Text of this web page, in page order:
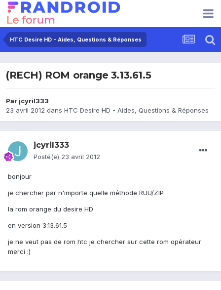
HTC Desire HD - Aides, Questions & Réponses
(RECH) ROM orange 3.13.61.5
Par jcyril333
23 avril 2012 dans HTC Desire HD - Aides, Questions & Réponses
jcyril333
Posté(e) 23 avril 2012
bonjour
je chercher par n'importe quelle méthode RUU/ZIP
la rom orange du desire HD
en version 3.13.61.5
je ne veut pas de rom htc je chercher sur cette rom opérateur
merci :)